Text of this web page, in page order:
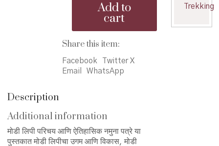
Patre
-
लिपी
परिचय
पत्रे
Add to
cart
Share this item:
Facebook
Twitter X
Email
WhatsApp
Description
Additional information
मोडी लिपी परिचय आणि ऐतिहासिक नमुना पत्रे या
पुस्तकात मोडी लिपीचा उगम आणि विकास, मोडी
Trekking